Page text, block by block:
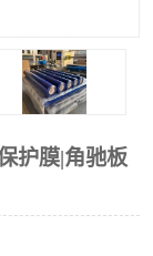
护膜|角驰板
膜